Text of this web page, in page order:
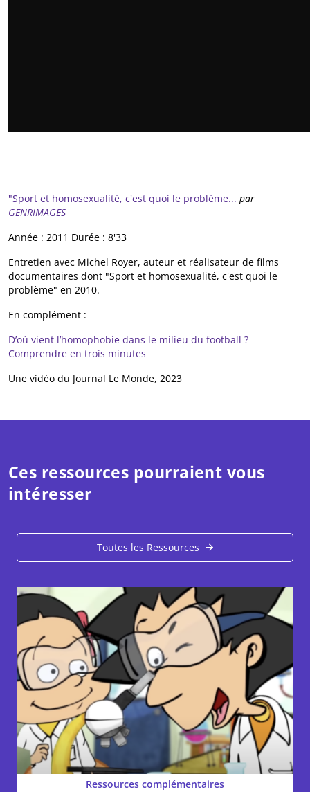
"Sport et homosexualité, c'est quoi le problème... par
GENRIMAGES
Année : 2011 Durée : 8'33
Entretien avec Michel Royer, auteur et réalisateur de films
documentaires dont "Sport et homosexualité, c'est quoi le
problème" en 2010.
En complément :
D’où vient l’homophobie dans le milieu du football ?
Comprendre en trois minutes
Une vidéo du Journal Le Monde, 2023
Ces ressources pourraient vous
intéresser
Toutes les Ressources
Ressources complémentaires